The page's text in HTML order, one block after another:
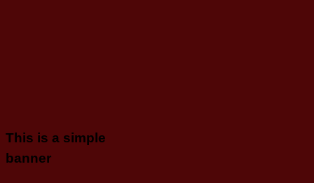
This is a simple
banner